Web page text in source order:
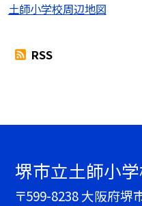
土師小学校周辺地図
RSS
堺市立土師小
〒599-8238 大阪府堺